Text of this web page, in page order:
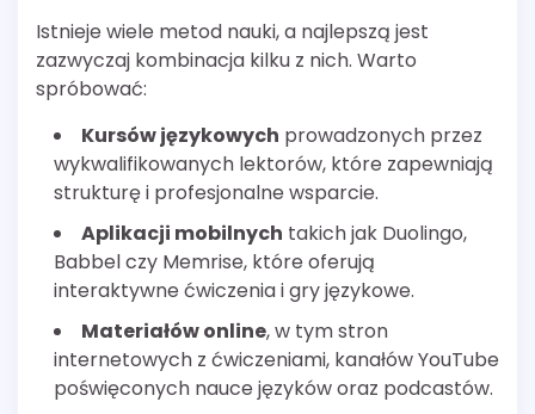
Istnieje wiele metod nauki, a najlepszą jest
zazwyczaj kombinacja kilku z nich. Warto
spróbować:
Kursów językowych prowadzonych przez
wykwalifikowanych lektorów, które zapewniają
strukturę i profesjonalne wsparcie.
Aplikacji mobilnych takich jak Duolingo,
Babbel czy Memrise, które oferują
interaktywne ćwiczenia i gry językowe.
Materiałów online, w tym stron
internetowych z ćwiczeniami, kanałów YouTube
poświęconych nauce języków oraz podcastów.